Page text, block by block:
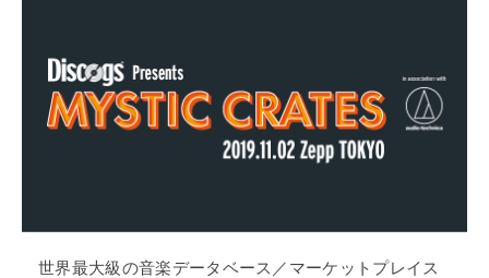
世界最大級の音楽データベース／マーケットプレイス